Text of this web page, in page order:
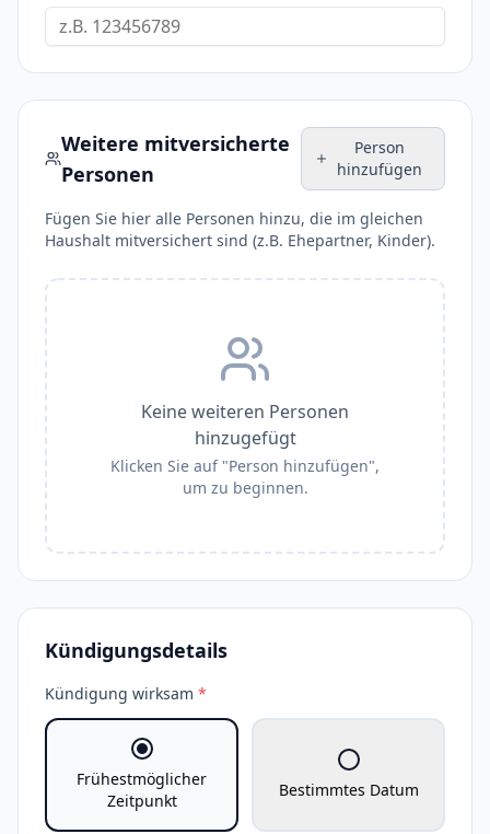
Weitere mitversicherte
Personen
Person
hinzufügen
Fügen Sie hier alle Personen hinzu, die im gleichen
Haushalt mitversichert sind (z.B. Ehepartner, Kinder).
Keine weiteren Personen
hinzugefügt
Klicken Sie auf "Person hinzufügen",
um zu beginnen.
Kündigungsdetails
Kündigung wirksam *
Frühestmöglicher
Zeitpunkt
Bestimmtes Datum